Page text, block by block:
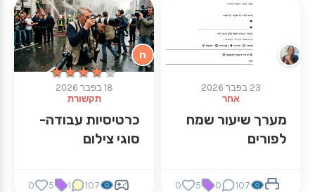
23 בפבר 2026
אחר
מערך שיעור שמח
לפורים
107
0
5
0
★★★★★
★★★★★
ח
18 בפבר 2026
תקשורת
כרטיסיות עבודה-
סוגי צילום
107
1
5
0